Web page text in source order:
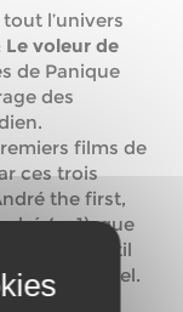
l’univers
Le voleur de
de Panique
des
films de
ces trois
the first,
4 – 1) que
Pic, le gentil
un peu cruel.